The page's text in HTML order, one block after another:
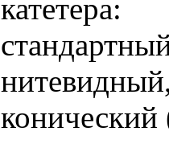
катетера:
конический